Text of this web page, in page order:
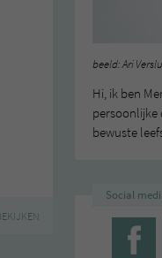
beeld: Ari
Hi, ik ben
persoonlijke
bewuste
Social